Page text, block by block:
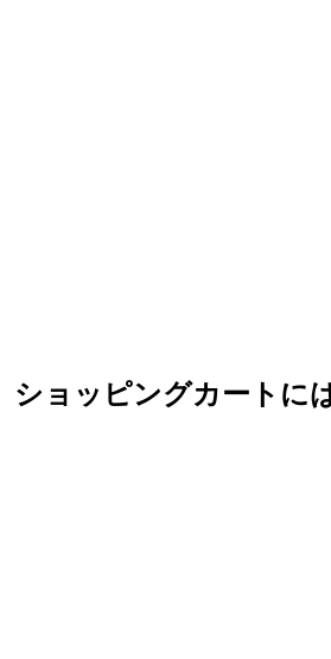
ショッピングカートに